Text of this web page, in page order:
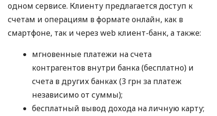
одном сервисе. Клиенту предлагается доступ к
счетам и операциям в формате онлайн, как в
смартфоне, так и через web клиент-банк, а также:
мгновенные платежи на счета
контрагентов внутри банка (бесплатно) и
счета в других банках (3 грн за платеж
независимо от суммы);
бесплатный вывод дохода на личную карту;